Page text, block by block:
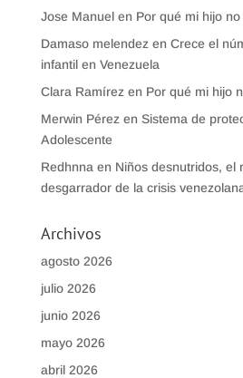
Jose Manuelen Por qué mi hijo
Damaso melendez en Crece el
infantil en Venezuela
Clara Ramírez en Por qué mi hijo
Merwin Pérez en Sistema de
Adolescente
Redhnna en Niños desnutridos, el
desgarrador de la crisis
Archivos
agosto 2026
julio 2026
junio 2026
mayo 2026
abril 2026